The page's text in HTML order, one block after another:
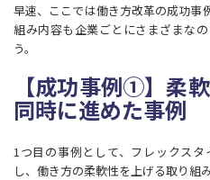
早速、ここでは働き方改革の成功事
組み内容も企業ごとにさまざまな
う。
【成功事例①】柔
同時に進めた事例
1つ目の事例として、フレックス
し、働き方の柔軟性を上げる取り組